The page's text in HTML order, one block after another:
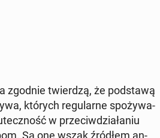
zgodnie twier­dzą, że pod­sta­wą
których re­gu­lar­ne spo­ży­wa­
w prze­ciw­dzia­ła­niu
Są one wszak źródłem an­